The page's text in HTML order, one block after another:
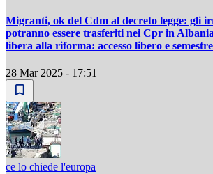
Migranti, ok del Cdm al decreto legge: gli
potranno essere trasferiti nei Cpr in
libera alla riforma: accesso libero e
28 Mar 2025 - 17:51
ce lo chiede l'europa